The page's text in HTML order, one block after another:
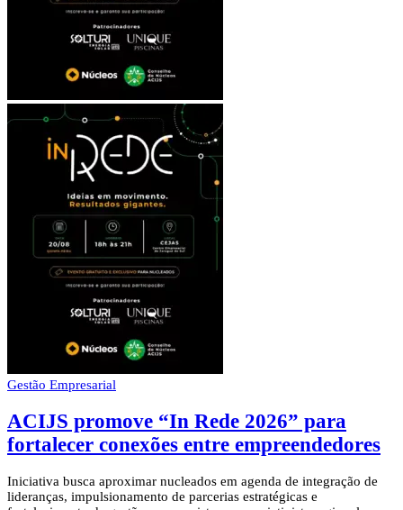
Gestão Empresarial
ACIJS promove “In Rede 2026” para
fortalecer conexões entre empreendedores
Iniciativa busca aproximar nucleados em agenda de integração de
lideranças, impulsionamento de parcerias estratégicas e